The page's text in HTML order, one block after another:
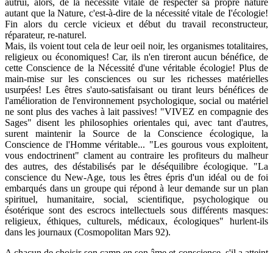
autrui, alors, de la nécessité vitale de respecter sa propre nature
autant que la Nature, c'est-à-dire de la nécessité vitale de I'écologie!
Fin alors du cercle vicieux et début du travail reconstructeur,
réparateur, re-naturel.
Mais, ils voient tout cela de leur oeil noir, les organismes totalitaires,
religieux ou économiques! Car, ils n'en tireront aucun bénéfice, de
cette Conscience de la Nécessité d'une véritable écologie! Plus de
main-mise sur les consciences ou sur les richesses matérielles
usurpées! Les êtres s'auto-satisfaisant ou tirant leurs bénéfices de
l'amélioration de l'environnement psychologique, social ou matériel
ne sont plus des vaches à lait passives! "VIVEZ en compagnie des
Sages" disent les philosophies orientales qui, avec tant d'autres,
surent maintenir la Source de la Conscience écologique, la
Conscience de l'Homme véritable... "Les gourous vous exploitent,
vous endoctrinent" clament au contraire les profiteurs du malheur
des autres, des déstabilisés par le déséquilibre écologique. "La
conscience du New-Age, tous les êtres épris d'un idéal ou de foi
embarqués dans un groupe qui répond à leur demande sur un plan
spirituel, humanitaire, social, scientifique, psychologique ou
ésotérique sont des escrocs intellectuels sous différents masques:
religieux, éthiques, culturels, médicaux, écologiques" hurlent-ils
dans les journaux (Cosmopolitan Mars 92).